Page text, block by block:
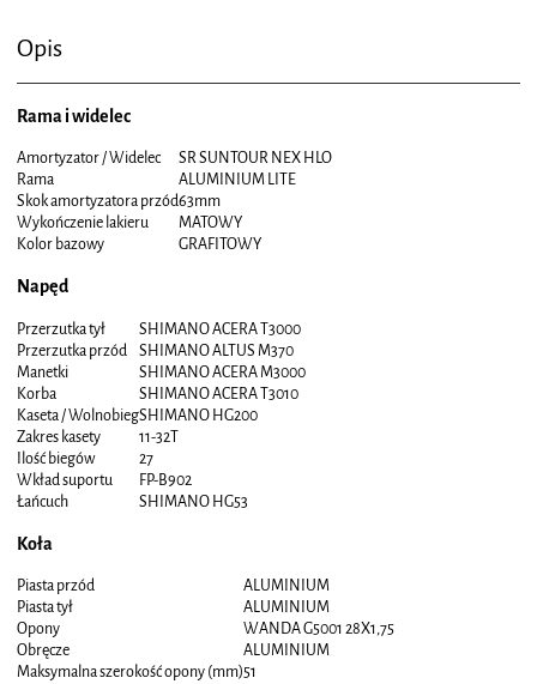
Opis
Rama i widelec
Amortyzator / Widelec
SR SUNTOUR NEX HLO
Rama
ALUMINIUM LITE
Skok amortyzatora przód63mm
Wykończenie lakieru
MATOWY
Kolor bazowy
GRAFITOWY
Napęd
Przerzutka tył
SHIMANO ACERA T3000
Przerzutka przód SHIMANO ALTUS M370
Manetki
SHIMANO ACERA M3000
Korba
SHIMANO ACERA T3010
Kaseta / WolnobiegSHIMANO HG200
Zakres kasety
11-32T
Ilość biegów
27
Wkład suportu
FP-B902
Łańcuch
SHIMANO HG53
Koła
Piasta przód
ALUMINIUM
Piasta tył
ALUMINIUM
Opony
WANDA G5001 28X1,75
Obręcze
ALUMINIUM
Maksymalna szerokość opony (mm)51